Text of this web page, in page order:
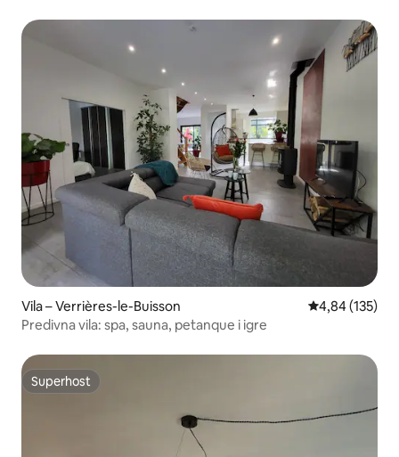
Vila – Verrières-le-Buisson Prosječna
4,84 (135)
Predivna vila: spa, sauna, petanque i igre
Superhost
Superhost